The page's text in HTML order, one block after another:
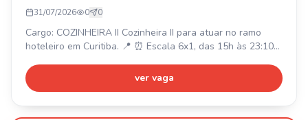
31/07/2026 0 0
Cargo: COZINHEIRA II Cozinheira II para atuar no ramo
hoteleiro em Curitiba. 📍 ⏰ Escala 6x1, das 15h às 23:10h.
cesta básica R$ 84,00, plano de saúde, assiduidade R$
200,00, alimentação na empresa. 🎁 Requisitos:
ver vaga